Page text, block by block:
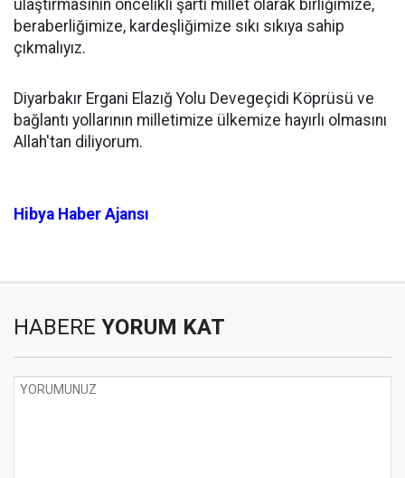
ulaştırmasının öncelikli şartı millet olarak birliğimize,
beraberliğimize, kardeşliğimize sıkı sıkıya sahip
çıkmalıyız.
Diyarbakır Ergani Elazığ Yolu Devegeçidi Köprüsü ve
bağlantı yollarının milletimize ülkemize hayırlı olmasını
Allah'tan diliyorum.
Hibya Haber Ajansı
HABERE YORUM KAT